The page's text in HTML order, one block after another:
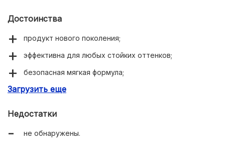
Достоинства
продукт нового поколения;
эффективна для любых стойких оттенков;
безопасная мягкая формула;
простое применение;
Загрузить еще
Недостатки
не обнаружены.